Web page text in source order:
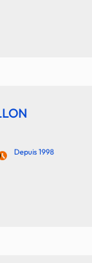
Depuis 1998